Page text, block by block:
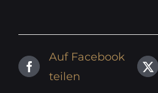
Auf Facebook
teilen